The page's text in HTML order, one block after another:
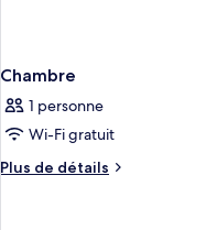
Chambre
1 personne
Wi-Fi gratuit
Plus de détails
Plus